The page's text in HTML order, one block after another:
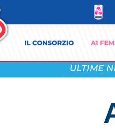
ULTIME